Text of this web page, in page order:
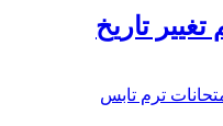
تغییر تاریخ